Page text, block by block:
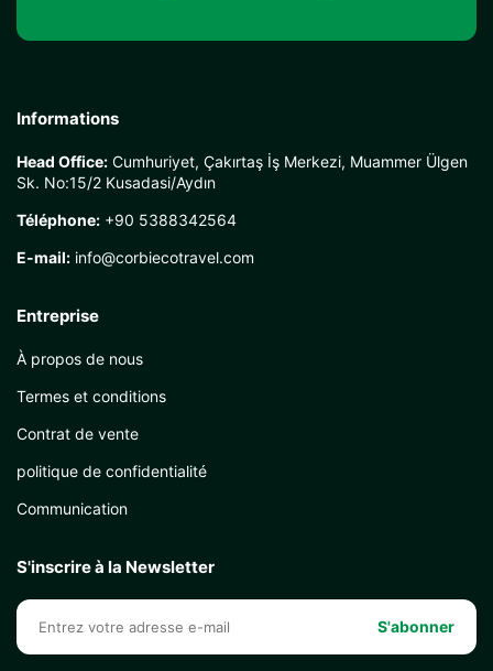
Informations
Head Office: Cumhuriyet, Çakırtaş İş Merkezi, Muammer Ülgen
Sk. No:15/2 Kusadasi/Aydın
Téléphone: +90 5388342564
E-mail: info@corbiecotravel.com
Entreprise
À propos de nous
Termes et conditions
Contrat de vente
politique de confidentialité
Communication
S'inscrire à la Newsletter
S'abonner